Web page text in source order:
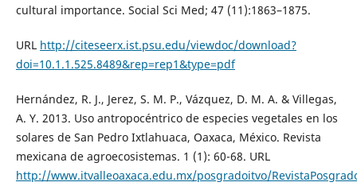
cultural importance. Social Sci Med; 47 (11):1863–1875.
URL http://citeseerx.ist.psu.edu/viewdoc/download?
doi=10.1.1.525.8489&rep=rep1&type=pdf
Hernández, R. J., Jerez, S. M. P., Vázquez, D. M. A. & Villegas,
A. Y. 2013. Uso antropocéntrico de especies vegetales en los
solares de San Pedro Ixtlahuaca, Oaxaca, México. Revista
mexicana de agroecosistemas. 1 (1): 60-68. URL
http://www.itvalleoaxaca.edu.mx/posgradoitvo/